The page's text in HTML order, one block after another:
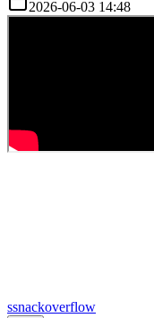
2026-06-03 14:48
ssnackoverflow